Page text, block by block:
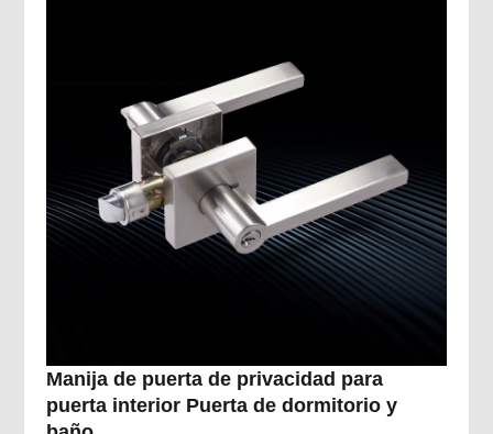
Manija de puerta de privacidad para
puerta interior Puerta de dormitorio y